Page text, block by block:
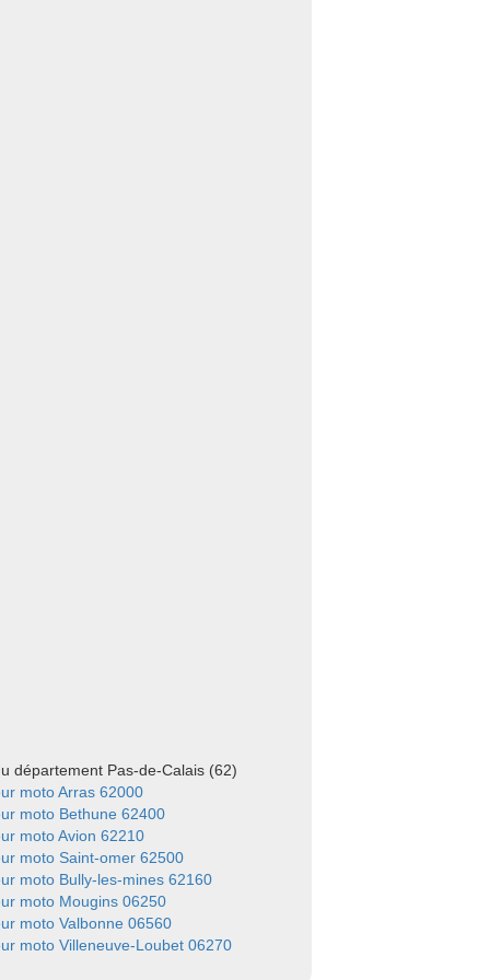
département Pas-de-Calais (62)
moto Arras 62000
moto Bethune 62400
moto Avion 62210
moto Saint-omer 62500
moto Bully-les-mines 62160
moto Mougins 06250
moto Valbonne 06560
moto Villeneuve-Loubet 06270